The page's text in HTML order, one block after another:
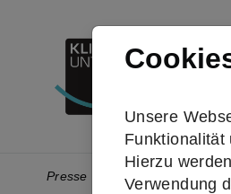
You are here:
Presse Warum
Unsere
Funktionalität
Hierzu
Verwendung